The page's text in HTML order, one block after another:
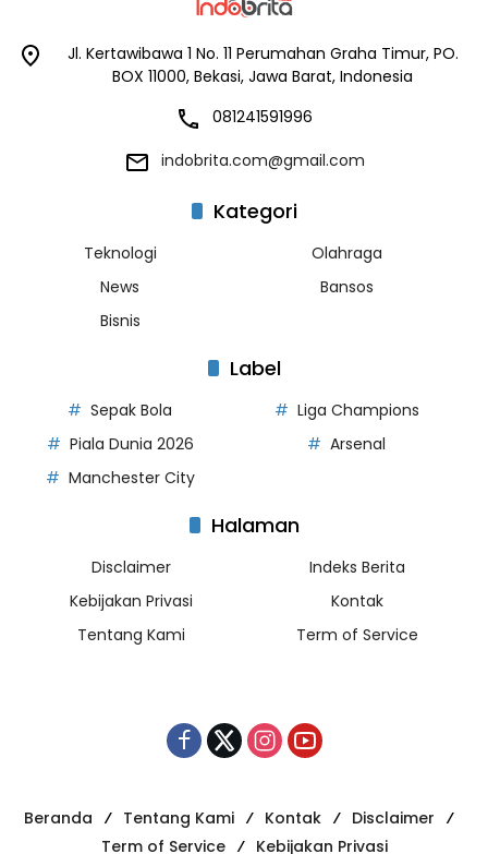
Jl. Kertawibawa 1 No. 11 Perumahan Graha Timur, PO.
BOX 11000, Bekasi, Jawa Barat, Indonesia
081241591996
indobrita.com@gmail.com
Kategori
Teknologi
Olahraga
News
Bansos
Bisnis
Label
Sepak Bola
Liga Champions
Piala Dunia 2026
Arsenal
Manchester City
Halaman
Disclaimer
Indeks Berita
Kebijakan Privasi
Kontak
Tentang Kami
Term of Service
Beranda Tentang Kami Kontak
Disclaimer
Term of Service
Kebijakan Privasi